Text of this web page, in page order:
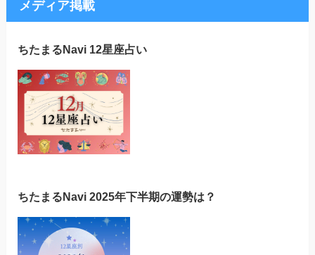
メディア掲載
ちたまるNavi 12星座占い
ちたまるNavi 2025年下半期の運勢は？